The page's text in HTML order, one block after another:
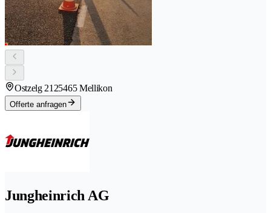
Ostzelg 2125465 Mellikon
Offerte anfragen
Jungheinrich AG